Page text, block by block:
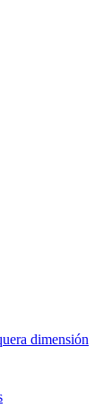
dimensión